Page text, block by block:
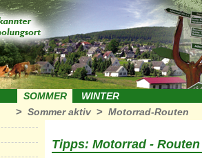
SOMMER WINTER
> Sommer aktiv > Motorrad-Routen
Tipps: Motorrad - Routen